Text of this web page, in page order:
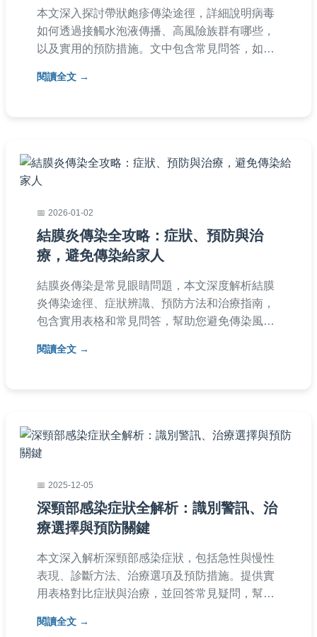
本文深入探討帶狀皰疹傳染途徑，詳細說明病毒
如何透過接觸水泡液傳播、高風險族群有哪些，
以及實用的預防措施。文中包含常見問答，如帶
您全面了解並降低感染風險。內容基於醫學知
閱讀全文
2026-01-02
結膜炎傳染全攻略：症狀、預防與治
療，避免傳染給家人
結膜炎傳染是常見眼睛問題，本文深度解析結膜
炎傳染途徑、症狀辨識、預防方法和治療指南，
包含實用表格和常見問答，幫助您避免傳染風
具體建議，適合台灣讀者參考。
閱讀全文
2025-12-05
深頸部感染症狀全解析：識別警訊、治
療選擇與預防關鍵
本文深入解析深頸部感染症狀，包括急性與慢性
表現、診斷方法、治療選項及預防措施。提供實
用表格對比症狀與治療，並回答常見疑問，幫助
學知識，語言自然易懂，適合一般讀者參考。
閱讀全文